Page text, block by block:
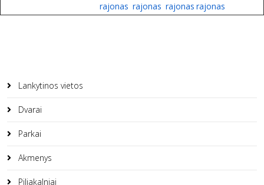
rajonas rajonas rajonas rajonas
Lankytinos vietos
Dvarai
Parkai
Akmenys
Piliakalniai